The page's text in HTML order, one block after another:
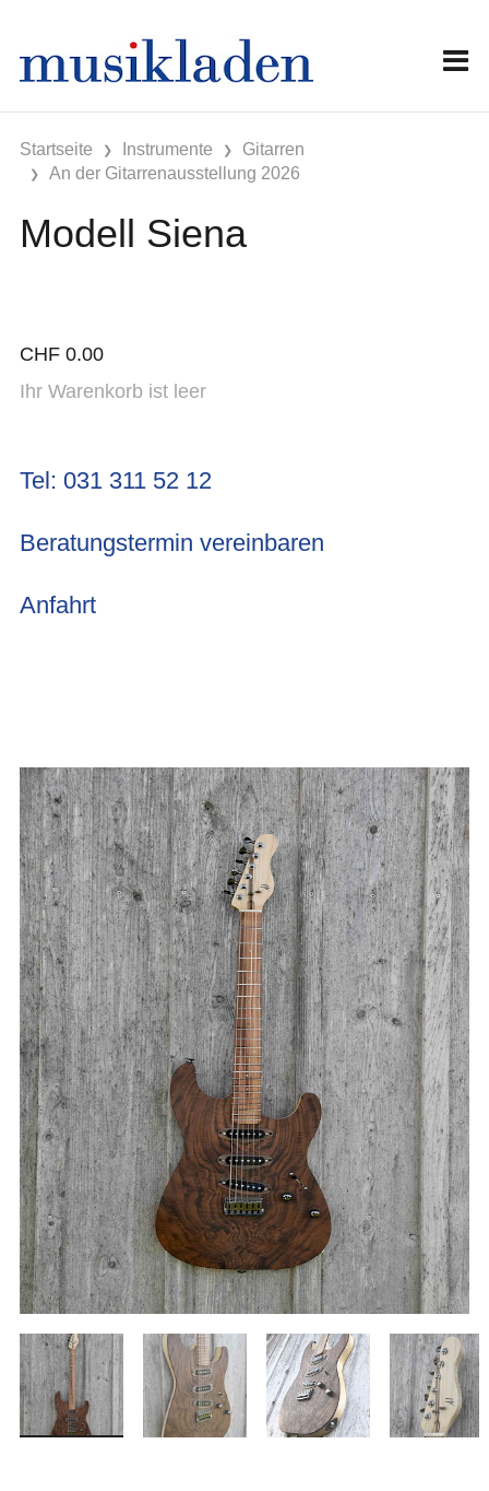
Startseite Instrumente
Gitarren
An der Gitarrenausstellung 2026
Modell Siena
CHF 0.00
Ihr Warenkorb ist leer
Tel: 031 311 52 12
Beratungstermin vereinbaren
Anfahrt